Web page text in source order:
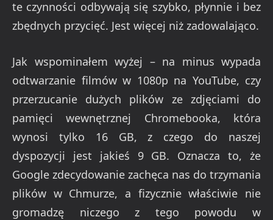
te czynności odbywają się szybko, płynnie i bez
zbędnych przycięć. Jest więcej niż zadowalająco.
Jak wspominałem wyżej – na minus wypada
odtwarzanie filmów w 1080p na YouTube, czy
przerzucanie dużych plików ze zdjęciami do
pamięci wewnętrznej Chromebooka, która
wynosi tylko 16 GB, z czego do naszej
dyspozycji jest jakieś 9 GB. Oznacza to, że
Google zdecydowanie zachęca nas do trzymania
plików w Chmurze, a fizycznie właściwie nie
gromadzę niczego z tego powodu w